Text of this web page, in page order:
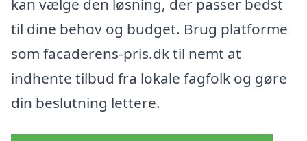
kan vælge den løsning, der passer bedst
til dine behov og budget. Brug platforme
som facaderens-pris.dk til nemt at
indhente tilbud fra lokale fagfolk og gøre
din beslutning lettere.